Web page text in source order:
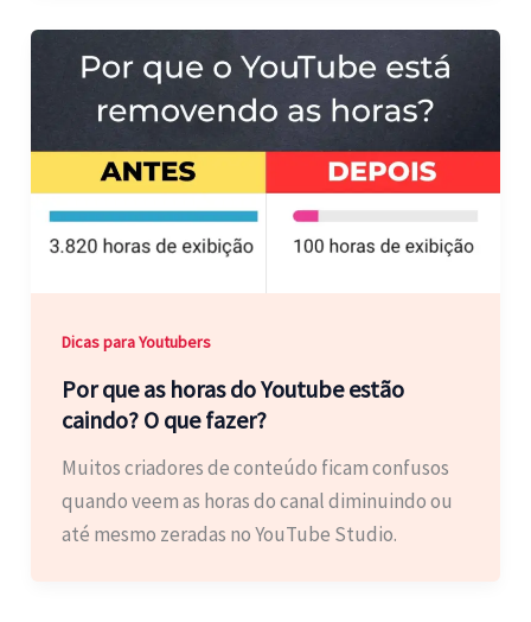
Dicas para Youtubers
Por que as horas do Youtube estão
caindo? O que fazer?
Muitos criadores de conteúdo ficam confusos
quando veem as horas do canal diminuindo ou
até mesmo zeradas no YouTube Studio.